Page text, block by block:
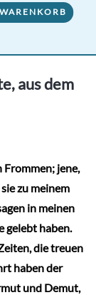
aus dem
Frommen; jene,
zu meinem
in meinen
gelebt haben.
die treuen
haben der
und Demut,